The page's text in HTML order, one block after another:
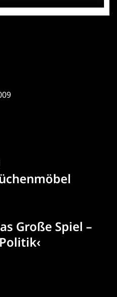
Große Spiel –